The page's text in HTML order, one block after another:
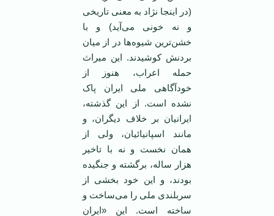
(در اينجا نژاد به معنی تاريخی
و نه خونی می‌آيد) و با
خشن‌ترين شيوه‌ها در از ميان
بردنش کوشيدند. اين ميراث
حمله اعراب، هنوز از
خودآگاهی ملی ايران پاک
نشده است. از اين گذشته،
ايرانيان بر خلاف ديگران، و
مانند اسپانيائيان، ولی از
همان نخست و نه با تاخير
هزار ساله، برگشته و جنگيده
بودند، و اين خود بخشی از
سربلندی ملی را می‌ساخت و
ساخته است. اين «ايران